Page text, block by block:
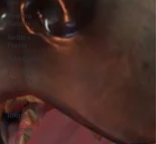
casa
Produtos
Naturais
Jardim e
Piscina
Bebê/Criança
Esportes,
Aventura
e Lazer
Cupom
Roupas
Presentes